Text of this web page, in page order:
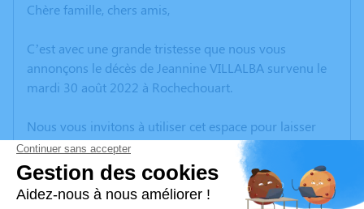
Chère famille, chers amis,
C’est avec une grande tristesse que nous vous
annonçons le décès de Jeannine VILLALBA survenu le
mardi 30 août 2022 à Rochechouart.
Nous vous invitons à utiliser cet espace pour laisser
vos condoléances, partager des photos souvenirs, une
anecdote ou exprimer vos pensées à travers des
poèmes ou des textes. Cet endroit est un lieu
d'expression dédié à honorer la mémoire de Jeannine